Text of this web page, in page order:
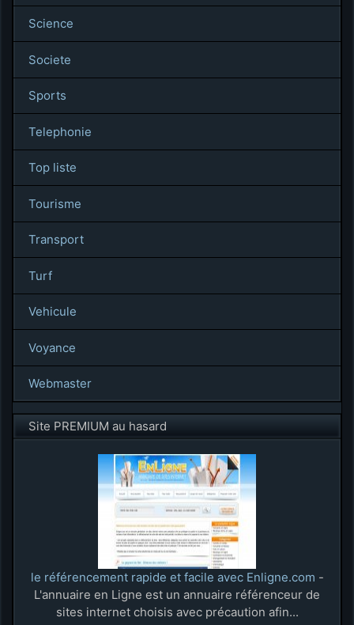
Science
Societe
Sports
Telephonie
Top liste
Tourisme
Transport
Turf
Vehicule
Voyance
Webmaster
Site PREMIUM au hasard
le référencement rapide et facile avec Enligne.com -
L'annuaire en Ligne est un annuaire référenceur de
sites internet choisis avec précaution afin...